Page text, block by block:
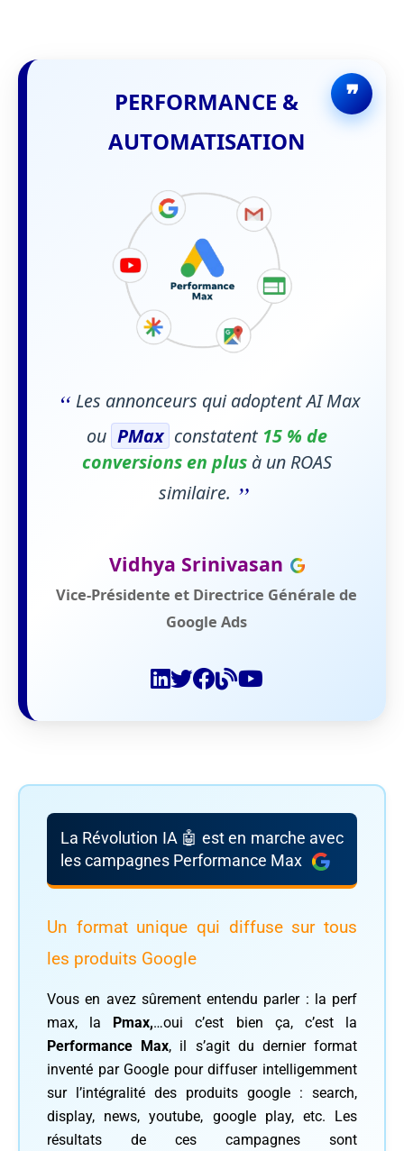
PERFORMANCE &
AUTOMATISATION
“ Les annonceurs qui adoptent AI Max
ou PMax constatent 15 % de
conversions en plusà un ROAS
similaire. ”
Vidhya Srinivasan
Vice-Présidente et Directrice Générale de
Google Ads
La Révolution IA 🤖 est en marche avec
les campagnes Performance Max
Un format unique qui diffuse sur tous
les produits Google
Vous en avez sûrement entendu parler : la perf
max, la
Pmax,…oui c’est bien ça, c’est la
Performance Max, il s’agit du dernier format
inventé par Google pour diffuser intelligemment
sur l’intégralité des produits google : search,
display, news, youtube, google play, etc. Les
résultats de ces campagnes sont